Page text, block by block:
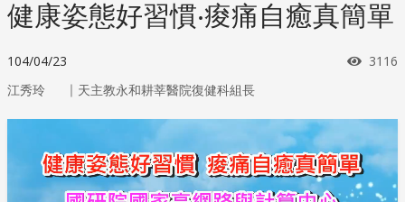
健康姿態好習慣‧痠痛自癒真簡單
104/04/23 瀏覽
3116
江秀玲 ｜ 天主教永和耕莘醫院復健科組長